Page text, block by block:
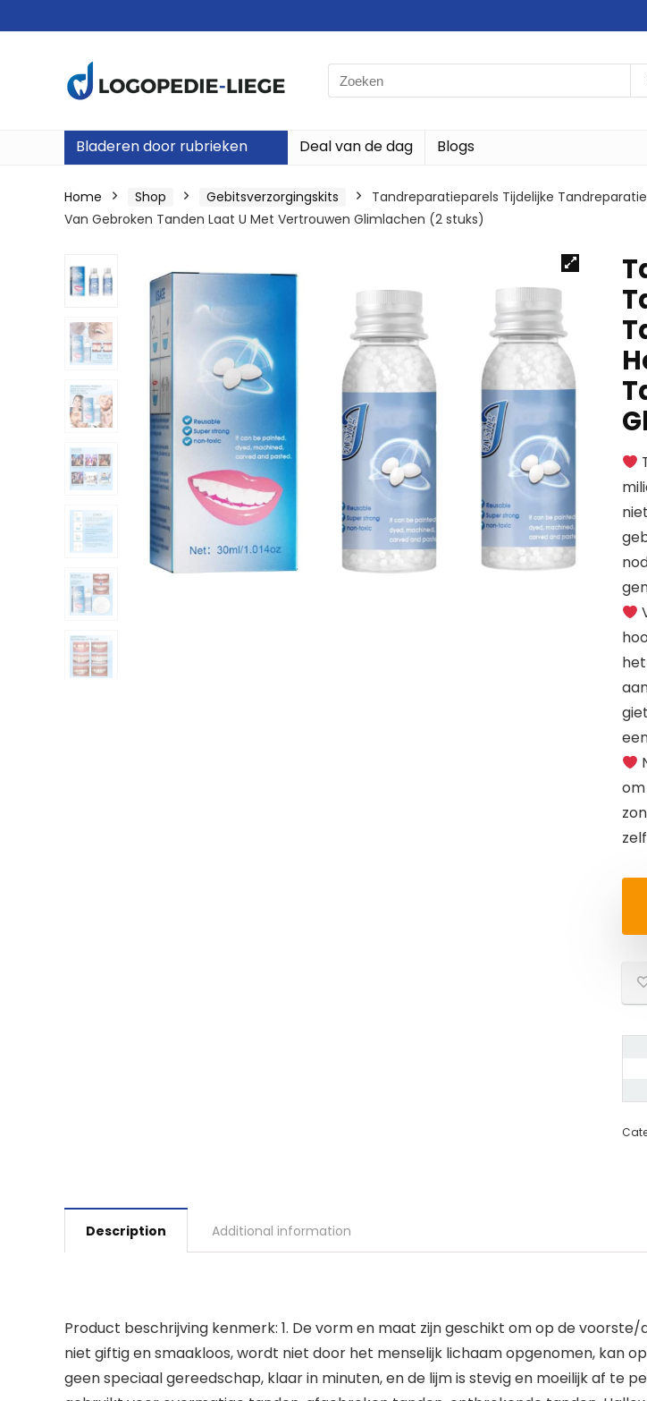
Search
for:
Bladeren door rubrieken Deal van de dag Blogs
Home Shop Gebitsverzorgingskits
Tandreparatieparels Tijdelijke
Van Gebroken Tanden Laat U Met Vertrouwen Glimlachen (2 stuks)
Description Additional information
Product beschrijving kenmerk: 1. De vorm en maat zijn geschikt om op de
niet giftig en smaakloos, wordt niet door het menselijk lichaam opgenomen, kan
geen speciaal gereedschap, klaar in minuten, en de lijm is stevig en moeilijk af te